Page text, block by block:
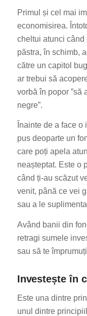
Primul și cel mai
economisirea.
cheltui atunci când
păstra, în schimb,
către un capitol
ar trebui să
vorbă în popor ”să
negre”.
Înainte de a face
pus deoparte un
care poți apela
neașteptat. Este o
când ți-au scăzut
venit, până ce vei
sau a le
Având banii din
retragi sumele
sau să te
Investește în
Este una dintre
unul dintre